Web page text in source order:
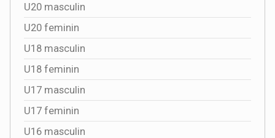
U20 masculin
U20 feminin
U18 masculin
U18 feminin
U17 masculin
U17 feminin
U16 masculin